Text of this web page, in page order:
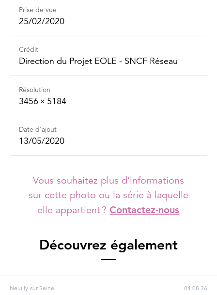
Prise de vue
25/02/2020
Crédit
Direction du Projet EOLE - SNCF Réseau
Résolution
3456 × 5184
Date d'ajout
13/05/2020
Vous souhaitez plus d’informations
sur cette photo ou la série à laquelle
elle appartient ? Contactez-nous
Découvrez également
Neuilly-sur-Seine 04 08 26